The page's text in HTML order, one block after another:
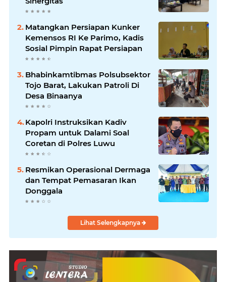
Matangkan Persiapan Kunker
Kemensos RI Ke Parimo, Kadis
Sosial Pimpin Rapat Persiapan
Bhabinkamtibmas Polsubsektor
Tojo Barat, Lakukan Patroli Di
Desa Binaanya
Kapolri Instruksikan Kadiv
Propam untuk Dalami Soal
Coretan di Polres Luwu
Resmikan Operasional Dermaga
dan Tempat Pemasaran Ikan
Donggala
Lihat Selengkapnya